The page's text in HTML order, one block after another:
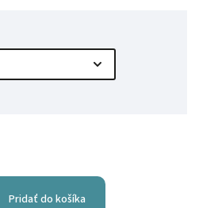
Pridať do košíka